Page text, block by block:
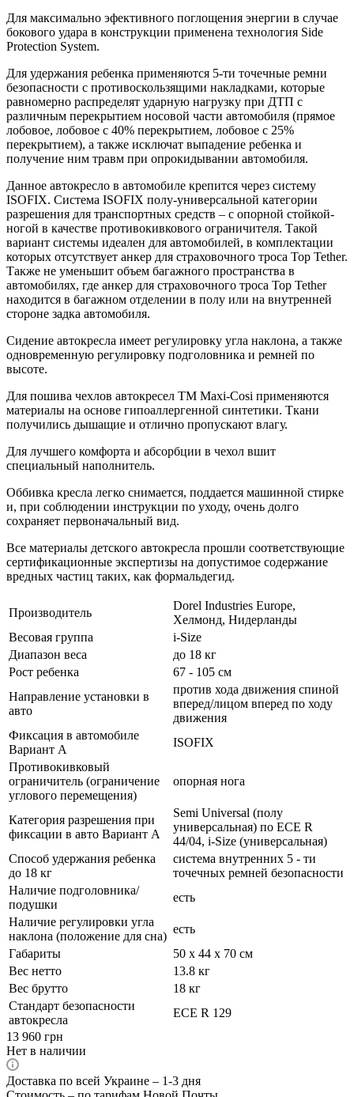
Для максимально эфективного поглощения энергии в случае
бокового удара в конструкции применена технология Side
Protection System.
Для удержания ребенка применяются 5-ти точечные ремни
безопасности с противоскользящими накладками, которые
равномерно распределят ударную нагрузку при ДТП с
различным перекрытием носовой части автомобиля (прямое
лобовое, лобовое с 40% перекрытием, лобовое с 25%
перекрытием), а также исключат выпадение ребенка и
получение ним травм при опрокидывании автомобиля.
Данное автокресло в автомобиле крепится через систему
ISOFIX. Система ISOFIX полу-универсальной категории
разрешения для транспортных средств – с опорной стойкой-
ногой в качестве противокивкового ограничителя. Такой
вариант системы идеален для автомобилей, в комплектации
которых отсутствует анкер для страховочного троса Top Tether.
Также не уменьшит объем багажного пространства в
автомобилях, где анкер для страховочного троса Top Tether
находится в багажном отделении в полу или на внутренней
стороне задка автомобиля.
Сидение автокресла имеет регулировку угла наклона, а также
одновременную регулировку подголовника и ремней по
высоте.
Для пошива чехлов автокресел ТМ Maxi-Cosi применяются
материалы на основе гипоаллергенной синтетики. Ткани
получились дышащие и отлично пропускают влагу.
Для лучшего комфорта и абсорбции в чехол вшит
специальный наполнитель.
Оббивка кресла легко снимается, поддается машинной стирке
и, при соблюдении инструкции по уходу, очень долго
сохраняет первоначальный вид.
Все материалы детского автокресла прошли соответствующие
сертификационные экспертизы на допустимое содержание
вредных частиц таких, как формальдегид.
Производитель
Dorel Industries Europe,
Хелмонд, Нидерланды
Весовая группа
i-Size
Диапазон веса
до 18 кг
Рост ребенка
67 - 105 см
Направление установки в
авто
против хода движения спиной
вперед/лицом вперед по ходу
движения
Фиксация в автомобиле
Вариант А
ISOFIX
Противокивковый
ограничитель (ограничение
углового перемещения)
опорная нога
Категория разрешения при
фиксации в авто Вариант А
Semi Universal (полу
универсальная) по ECE R
44/04, i-Size (универсальная)
Способ удержания ребенка
до 18 кг
система внутренних 5 - ти
точечных ремней безопасности
Наличие подголовника/
подушки
есть
Наличие регулировки угла
наклона (положение для сна)
есть
Габариты
50 х 44 х 70 см
Вес нетто
13.8 кг
Вес брутто
18 кг
Стандарт безопасности
автокресла
ECE R 129
13 960 грн
Нет в наличии
Доставка по всей Украине – 1-3 дня